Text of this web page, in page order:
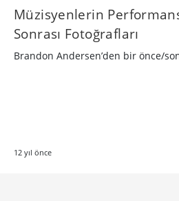
Müzisyenlerin
Sonrası Fotoğrafları
Brandon Andersen’den bir önce/
12 yıl önce